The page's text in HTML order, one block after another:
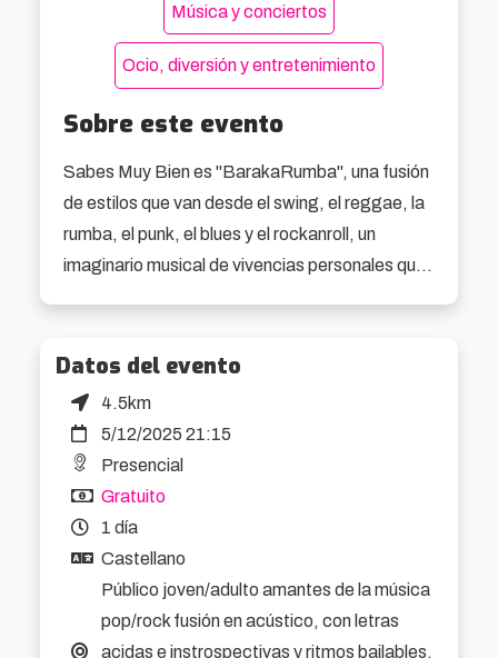
Música y conciertos
Ocio, diversión y entretenimiento
Sobre este evento
Sabes Muy Bien es "BarakaRumba", una fusión
de estilos que van desde el swing, el reggae, la
rumba, el punk, el blues y el rockanroll, un
imaginario musical de vivencias personales que
Datos del evento
4.5km
5/12/2025 21:15
Presencial
Gratuito
1 día
Castellano
Público joven/adulto amantes de la música
pop/rock fusión en acústico, con letras
acidas e instrospectivas y ritmos bailables,